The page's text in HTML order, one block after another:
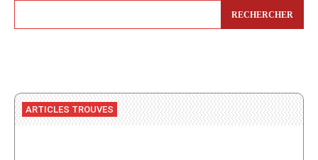
RECHERCHER
ARTICLES TROUVES